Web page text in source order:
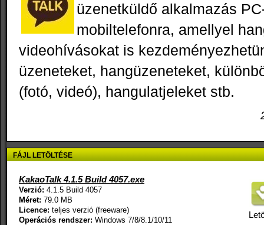
üzenetküldő alkalmazás
mobiltelefonra, amellyel
videohívásokat is
üzeneteket, hangüzeneteket,
(fotó, videó), hangulatjeleket stb.
FÁJL LETÖLTÉSE
KakaoTalk 4.1.5 Build 4057.exe
Verzió: 4.1.5 Build 4057
Méret: 79.0 MB
Licence: teljes verzió (freeware)
Operációs rendszer: Windows 7/8/8.1/10/11